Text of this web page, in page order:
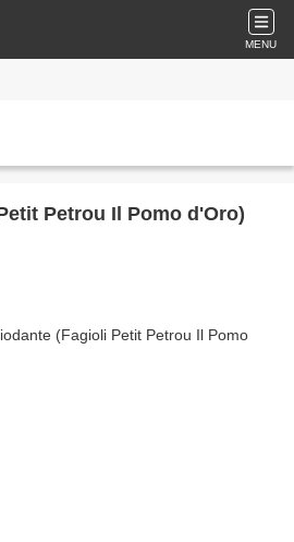
MENU
Petrou Il Pomo d'Oro)